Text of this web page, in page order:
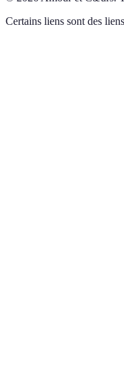
Certains liens sont des